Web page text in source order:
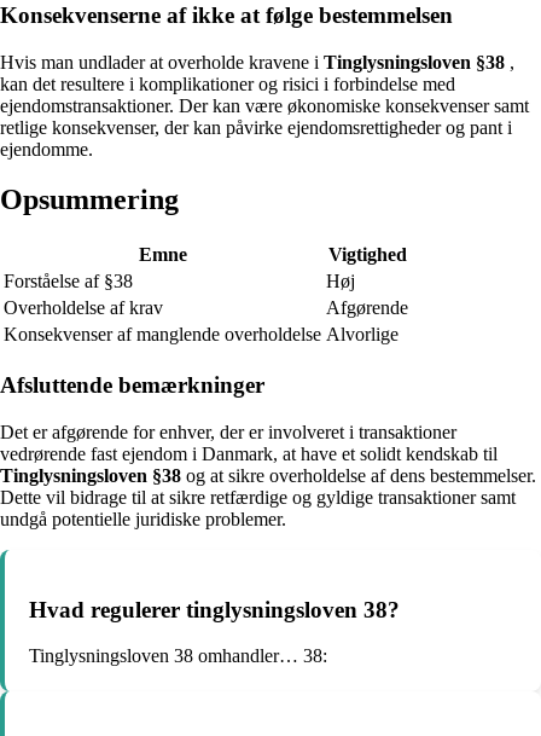
Konsekvenserne af ikke at følge bestemmelsen
Hvis man undlader at overholde kravene i Tinglysningsloven §38 ,
kan det resultere i komplikationer og risici i forbindelse med
ejendomstransaktioner. Der kan være økonomiske konsekvenser samt
retlige konsekvenser, der kan påvirke ejendomsrettigheder og pant i
ejendomme.
Opsummering
Emne
Vigtighed
Forståelse af §38
Høj
Overholdelse af krav
Afgørende
Konsekvenser af manglende overholdelse Alvorlige
Afsluttende bemærkninger
Det er afgørende for enhver, der er involveret i transaktioner
vedrørende fast ejendom i Danmark, at have et solidt kendskab til
Tinglysningsloven §38 og at sikre overholdelse af dens bestemmelser.
Dette vil bidrage til at sikre retfærdige og gyldige transaktioner samt
undgå potentielle juridiske problemer.
Hvad regulerer tinglysningsloven 38?
Tinglysningsloven 38 omhandler… 38: